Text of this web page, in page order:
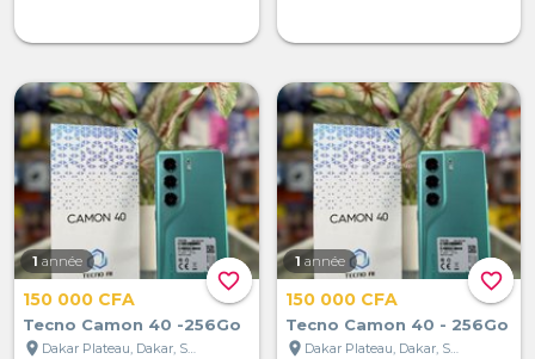
favorite_border
1 année
150 000 CFA
Tecno Camon 40 -256Go
location_on
Dakar Plateau, Dakar, Sénégal
favorite_border
1 année
150 000 CFA
Tecno Camon 40 - 256Go
location_on
Dakar Plateau, Dakar, Sénégal